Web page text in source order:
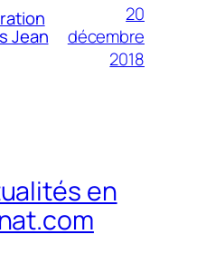
Jean
20
décembre
2018
en